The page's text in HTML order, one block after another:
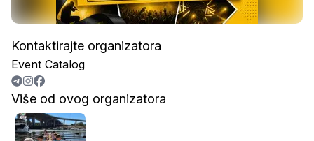
Kontaktirajte organizatora
Event Catalog
Više od ovog organizatora